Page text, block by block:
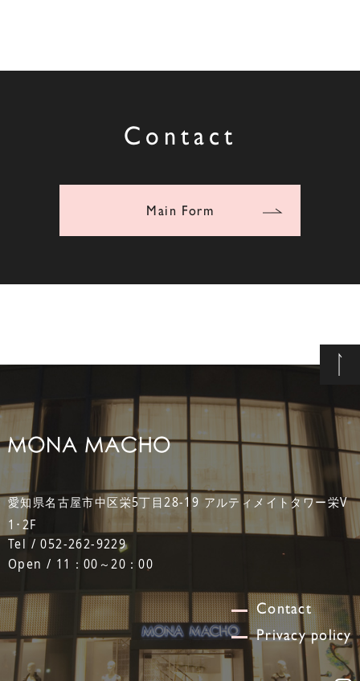
Contact
Main Form
愛知県名古屋市中区栄5丁目28-19 アルティメイトタワー栄V
1･2F
Tel / 052-262-9229
Open / 11：00～20：00
Contact
Privacy policy